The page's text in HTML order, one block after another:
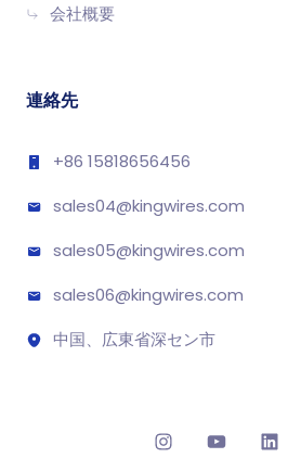
会社概要
連絡先
+86 15818656456
sales04@kingwires.com
sales05@kingwires.com
sales06@kingwires.com
中国、広東省深セン市
InstagramYouTube